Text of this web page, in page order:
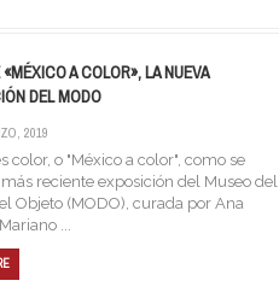
A COLOR», LA NUEVA
DEL MODO
2019
color, o "México a color", como se
reciente exposición del Museo del
Objeto (MODO), curada por Ana
...